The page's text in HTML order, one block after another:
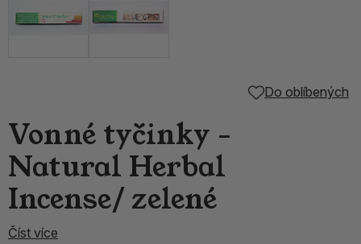
Do oblíbených
Vonné tyčinky -
Natural Herbal
Incense/ zelené
Číst více